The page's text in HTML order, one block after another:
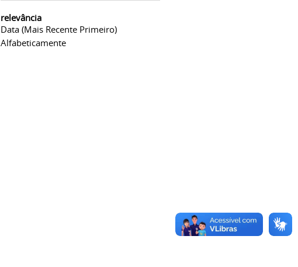
relevância
Data (mais Recente Primeiro)
Alfabeticamente